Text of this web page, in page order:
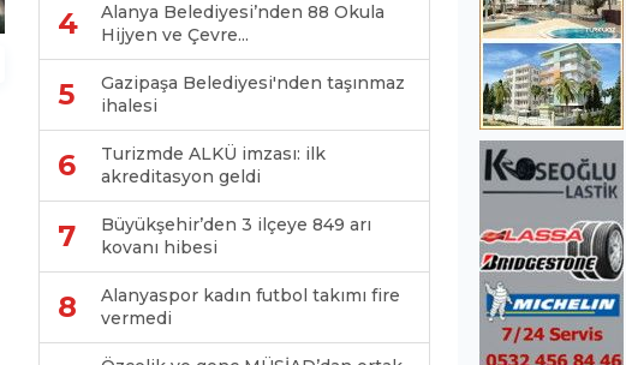
4
Alanya Belediyesi’nden 88 Okula
Hijyen ve Çevre...
5
Gazipaşa Belediyesi'nden taşınmaz
ihalesi
6
Turizmde ALKÜ imzası: ilk
akreditasyon geldi
7
Büyükşehir’den 3 ilçeye 849 arı
kovanı hibesi
8
Alanyaspor kadın futbol takımı fire
vermedi